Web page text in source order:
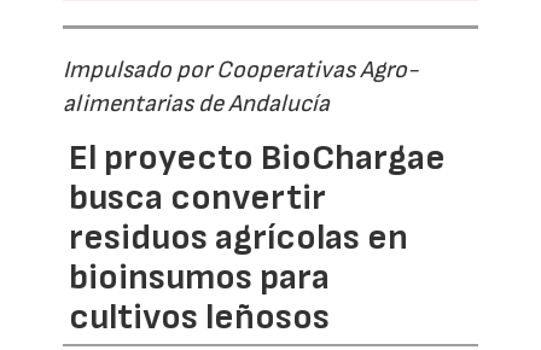
Impulsado por Cooperativas Agro-
alimentarias de Andalucía
El proyecto BioChargae
busca convertir
residuos agrícolas en
bioinsumos para
cultivos leñosos